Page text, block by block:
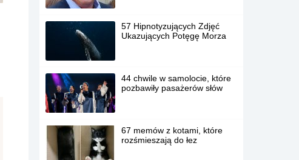
57 Hipnotyzujących Zdjęć
Ukazujących Potęgę Morza
44 chwile w samolocie, które
pozbawiły pasażerów słów
67 memów z kotami, które
rozśmieszają do łez